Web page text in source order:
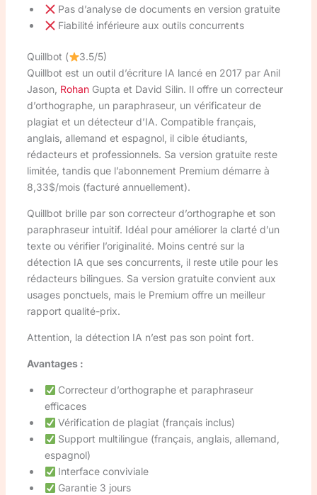
Pas d’analyse de documents en version gratuite
Fiabilité inférieure aux outils concurrents
Quillbot (
3.5/5)
Quillbot est un outil d’écriture IA lancé en 2017 par Anil
Jason, RohanGupta et David Silin. Il offre un correcteur
d’orthographe, un paraphraseur, un vérificateur de
plagiat et un détecteur d’IA. Compatible français,
anglais, allemand et espagnol, il cible étudiants,
rédacteurs et professionnels. Sa version gratuite reste
limitée, tandis que l’abonnement Premium démarre à
8,33$/mois (facturé annuellement).
Quillbot brille par son correcteur d’orthographe et son
paraphraseur intuitif. Idéal pour améliorer la clarté d’un
texte ou vérifier l’originalité. Moins centré sur la
détection IA que ses concurrents, il reste utile pour les
rédacteurs bilingues. Sa version gratuite convient aux
usages ponctuels, mais le Premium offre un meilleur
rapport qualité-prix.
Attention, la détection IA n’est pas son point fort.
Avantages :
Correcteur d’orthographe et paraphraseur
efficaces
Vérification de plagiat (français inclus)
Support multilingue (français, anglais, allemand,
espagnol)
Interface conviviale
Garantie 3 jours